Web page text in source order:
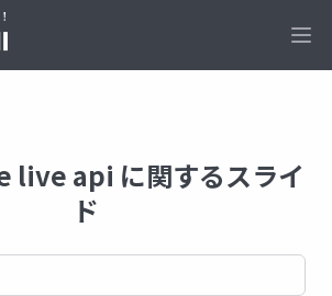
live api に関するスライ
ド